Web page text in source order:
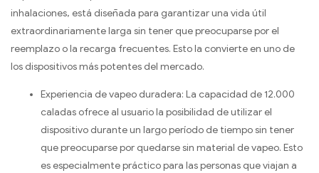
inhalaciones, está diseñada para garantizar una vida útil
extraordinariamente larga sin tener que preocuparse por el
reemplazo o la recarga frecuentes. Esto la convierte en uno de
los dispositivos más potentes del mercado.
Experiencia de vapeo duradera: La capacidad de 12.000
caladas ofrece al usuario la posibilidad de utilizar el
dispositivo durante un largo período de tiempo sin tener
que preocuparse por quedarse sin material de vapeo. Esto
es especialmente práctico para las personas que viajan a